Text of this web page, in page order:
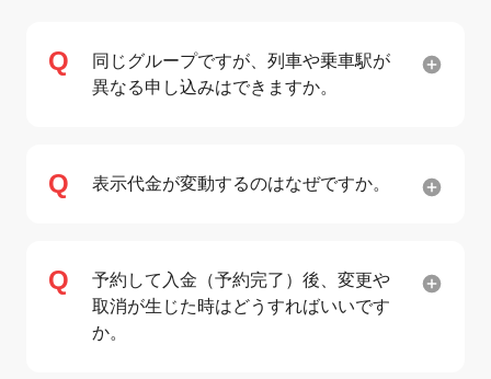
同じグループですが、列車や乗車駅が
異なる申し込みはできますか。
表示代金が変動するのはなぜですか。
予約して入金（予約完了）後、変更や
取消が生じた時はどうすればいいです
か。